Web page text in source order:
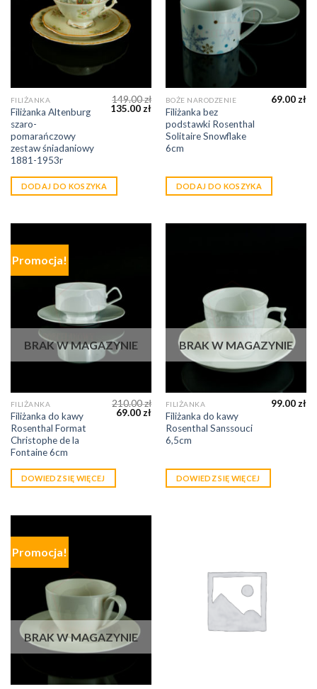
FILIŻANKA
Filiżanka Altenburg
szaro-
pomarańczowy
zestaw śniadaniowy
1881-1953r
149.00zł
135.00 zł
DODAJ DO KOSZYKA
BOŻE NARODZENIE
Filiżanka bez
podstawki Rosenthal
Solitaire Snowflake
6cm
69.00 zł
DODAJ DO KOSZYKA
Promocja!
BRAK W MAGAZYNIE
FILIŻANKA
Filiżanka do kawy
Rosenthal Format
Christophe de la
Fontaine 6cm
210.00zł
69.00 zł
DOWIEDZ SIĘ WIĘCEJ
BRAK W MAGAZYNIE
FILIŻANKA
Filiżanka do kawy
Rosenthal Sanssouci
6,5cm
99.00 zł
DOWIEDZ SIĘ WIĘCEJ
Promocja!
BRAK W MAGAZYNIE